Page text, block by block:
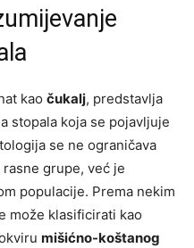
kao čukalj, predstavlja
stopala koja se pojavljuje
se ne ograničava
grupe, već je
populacije. Prema nekim
može klasificirati kao
mišićno-koštanog